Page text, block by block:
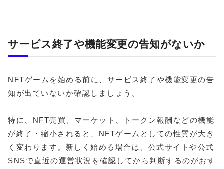
サービス終了や機能変更の告知がないか
NFTゲームを始める前に、サービス終了や機能変更の告
知が出ていないか確認しましょう。
特に、NFT売買、マーケット、トークン報酬などの機能
が終了・縮小されると、NFTゲームとしての性質が大き
く変わります。新しく始める場合は、公式サイトや公式
SNSで直近の運営状況を確認してから判断するのがおす